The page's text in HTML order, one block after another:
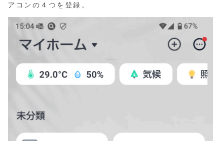
アコンの４つを登録。